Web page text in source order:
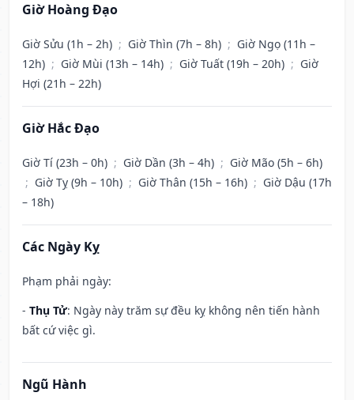
Giờ Hoàng Đạo
Giờ Sửu (1h – 2h) ; Giờ Thìn (7h – 8h) ; Giờ Ngọ (11h –
12h) ; Giờ Mùi (13h – 14h) ; Giờ Tuất (19h – 20h) ; Giờ
Hợi (21h – 22h)
Giờ Hắc Đạo
Giờ Tí (23h – 0h) ; Giờ Dần (3h – 4h) ; Giờ Mão (5h – 6h)
; Giờ Tỵ (9h – 10h) ; Giờ Thân (15h – 16h) ; Giờ Dậu (17h
– 18h)
Các Ngày Kỵ
Phạm phải ngày:
- Thụ Tử: Ngày này trăm sự đều kỵ không nên tiến hành
bất cứ việc gì.
Ngũ Hành